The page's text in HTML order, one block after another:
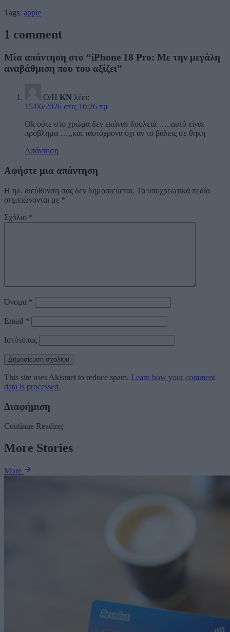
Tags: apple
1 comment
Μία απάντηση στο “iPhone 18 Pro: Με την μεγάλη
αναβάθμιση που του αξίζει”
Ο/Η ΚΝ λέει:
15/06/2026 στις 10:26 πμ
Ok ούτε στο χρώμα δεν εκάναν δουλειά …..αυτό είναι
πρόβλημα …,,και ταυτόχρονα όχι αν το βάλεις σε θηκη
Απάντηση
Αφήστε μια απάντηση
Η ηλ. διεύθυνση σας δεν δημοσιεύεται. Τα υποχρεωτικά πεδία
σημειώνονται με *
Σχόλιο *
Όνομα *
Email *
Ιστότοπος
This site uses Akismet to reduce spam. Learn how your comment
data is processed.
Διαφήμιση
Continue Reading
More Stories
More